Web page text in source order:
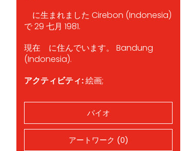
に生まれました Cirebon (Indonesia)
で 29 七月 1981.
現在 に住んでいます。 Bandung
(Indonesia).
アクティビティ:絵画;
バイオ
アートワーク (0)